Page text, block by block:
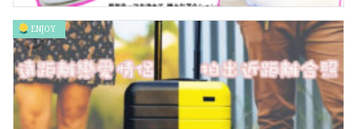
巨大版Hello Kitty牛奶樽 東京大阪一按連線做朋友
ENJOY